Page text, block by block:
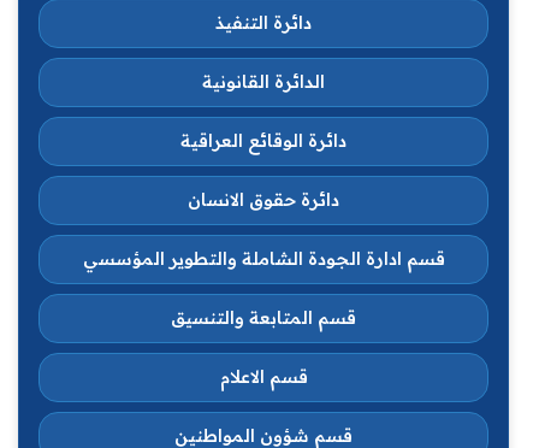
دائرة التنفيذ
الدائرة القانونية
دائرة الوقائع العراقية
دائرة حقوق الانسان
قسم ادارة الجودة الشاملة والتطوير المؤسسي
قسم المتابعة والتنسيق
قسم الاعلام
قسم شؤون المواطنين